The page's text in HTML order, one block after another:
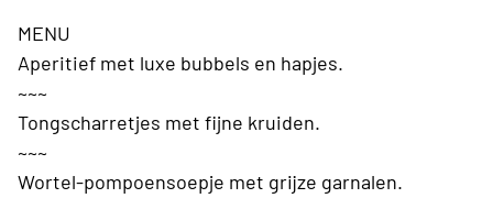
MENU
Aperitief met luxe bubbels en hapjes.
~~~
Tongscharretjes met fijne kruiden.
~~~
Wortel-pompoensoepje met grijze garnalen.